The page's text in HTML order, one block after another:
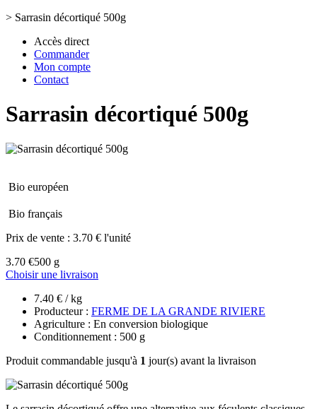
> Sarrasin décortiqué 500g
Accès direct
Commander
Mon compte
Contact
Sarrasin décortiqué 500g
Bio européen
Bio français
Prix de vente : 3.70 € l'unité
3.70 €500 g
Choisir une livraison
7.40 € / kg
Producteur : FERME DE LA GRANDE RIVIERE
Agriculture : En conversion biologique
Conditionnement : 500 g
Produit commandable jusqu'à 1 jour(s) avant la livraison